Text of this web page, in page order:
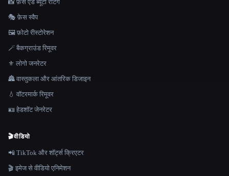
📸 फ़ेस एंड ब्यूटी रेटिंग
🎭 फ़ेस स्वैप
🖼️ फ़ोटो रीस्टोरेशन
🪄 बैकग्राउंड रिमूवर
⚜️ लोगो जनरेटर
🏯 वास्तुकला और आंतरिक डिजाइन
💧 वॉटरमार्क रिमूवर
🪪 हेडशॉट जेनरेटर
🎬वीडियो
📲 TikTok और शॉर्ट्स क्रिएटर
🎬 इमेज से वीडियो एनिमेशन